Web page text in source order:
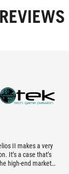
II makes a very
It’s a case that’s
high-end market,